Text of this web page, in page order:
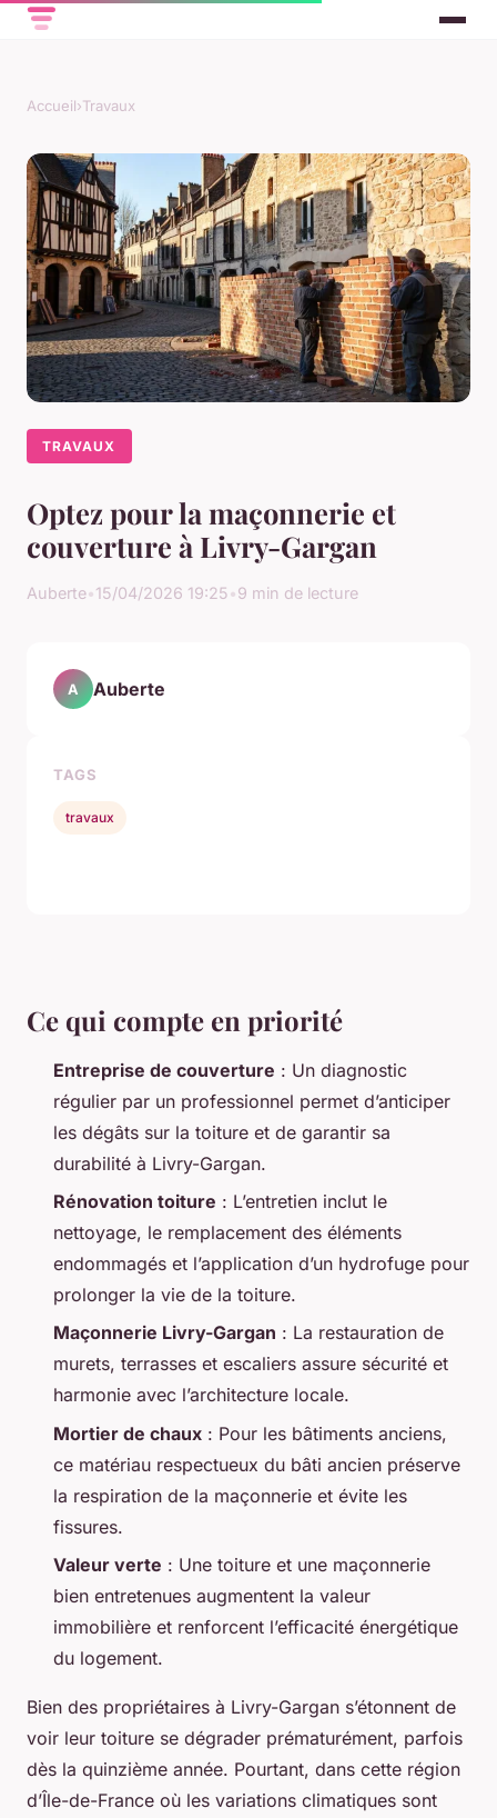
Accueil›Travaux
TRAVAUX
Optez pour la maçonnerie et
couverture à Livry-Gargan
Auberte•15/04/2026 19:25•9 min de lecture
Ce qui compte en priorité
Entreprise de couverture : Un diagnostic
régulier par un professionnel permet d’anticiper
les dégâts sur la toiture et de garantir sa
durabilité à Livry-Gargan.
Rénovation toiture : L’entretien inclut le
nettoyage, le remplacement des éléments
endommagés et l’application d’un hydrofuge pour
prolonger la vie de la toiture.
Maçonnerie Livry-Gargan : La restauration de
murets, terrasses et escaliers assure sécurité et
harmonie avec l’architecture locale.
Mortier de chaux : Pour les bâtiments anciens,
ce matériau respectueux du bâti ancien préserve
la respiration de la maçonnerie et évite les
fissures.
Valeur verte : Une toiture et une maçonnerie
bien entretenues augmentent la valeur
immobilière et renforcent l’efficacité énergétique
du logement.
Bien des propriétaires à Livry-Gargan s’étonnent de
voir leur toiture se dégrader prématurément, parfois
dès la quinzième année. Pourtant, dans cette région
d’Île-de-France où les variations climatiques sont
A Auberte
TAGS
travaux